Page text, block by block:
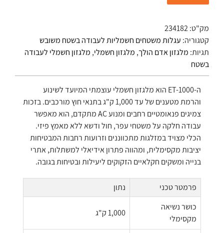
מק"ט:234182
קטגוריה: עגלות משטחים חשמליות לעבודה בשטח משובש
תגיות: מלגזון אדם הולך, מלגזון חשמלי, מלגזון חשמלי לעבודה
בשטח
ה-ET-1000 הוא מלגזון חשמלי עוצמתי המיועד לשינוע
והרמת מטענים של עד 1,000 ק"ג בתנאי חוץ מורכבים. בזכות
צמיגים פנאומטיים רחבים ומנוע AC מתקדם, הוא מאפשר
עבודה חלקה על משטחי עפר, חול ודשא ללא מאמץ פיזי.
הכלי מצויד במזלגות מתכווננים וזרועות רחבות המבטיחות
יציבות מקסימלית, ומהווה פתרון אידיאלי למשתלות, אתרי
בנייה ומשקים חקלאיים הזקוקים ליעילות ובטיחות בגובה.
פרמטר טכני
נתון
כושר נשיאה
מקסימלי
1,000 ק"ג